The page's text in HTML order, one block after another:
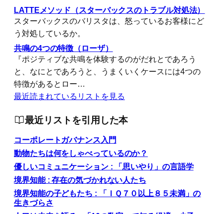
LATTEメソッド（スターバックスのトラブル対処法）
スターバックスのバリスタは、怒っているお客様にど
う対処しているか。
共鳴の4つの特徴（ローザ）
『ポジティブな共鳴を体験するのがだれとであろう
と、なにとであろうと、うまくいくケースには4つの
特徴があるとロー…
最近読まれているリストを見る
最近リストを引用した本
コーポレートガバナンス入門
動物たちは何をしゃべっているのか？
優しいコミュニケーション : 「思いやり」の言語学
境界知能 : 存在の気づかれない人たち
境界知能の子どもたち : 「ＩＱ７０以上８５未満」の
生きづらさ